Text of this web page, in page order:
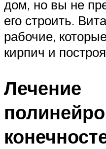
дом, но вы не
его строить.
рабочие,
кирпич и
Лечение